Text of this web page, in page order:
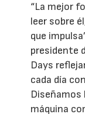
“La mejor
leer sobre
que
presidente
Days
cada día
máquina